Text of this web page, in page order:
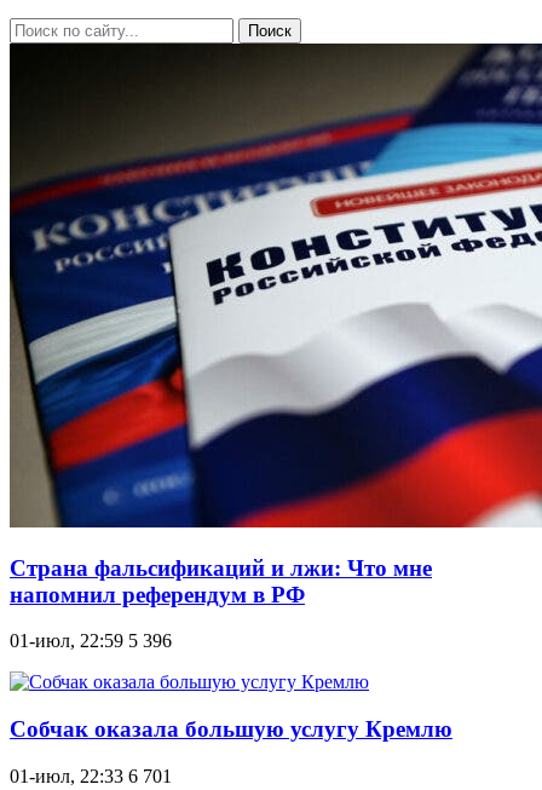
Поиск
Страна фальсификаций и лжи: Что мне
напомнил референдум в РФ
01-июл, 22:59 5 396
Собчак оказала большую услугу Кремлю
01-июл, 22:33 6 701